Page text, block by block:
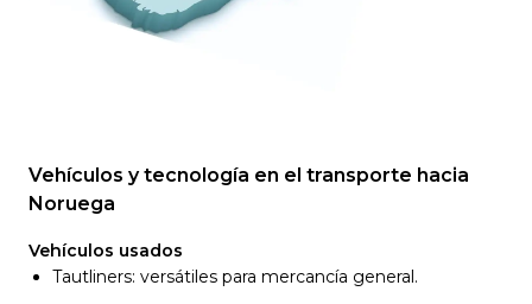
Vehículos y tecnología en el transporte hacia
Noruega
Vehículos usados
Tautliners: versátiles para mercancía general.